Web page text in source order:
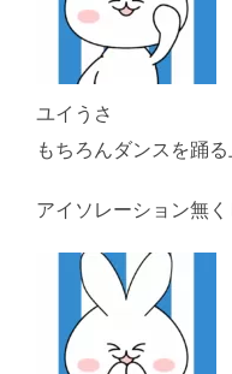
ユイうさ
もちろんダンスを踊る
アイソレーション無く